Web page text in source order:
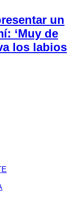
un
‘Muy de
los labios